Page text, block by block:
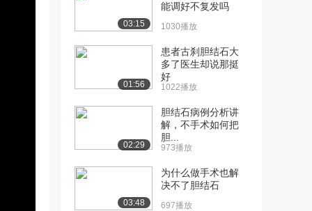
03:15
能调好不复发吗
1030播放
01:56
患者古刹胆结石大
多了医生却说那挺
好
1022播放
02:29
胆结石病例分析讲
解，不手术如何把
胆...
973播放
03:48
为什么做手术也解
决不了胆结石
697播放